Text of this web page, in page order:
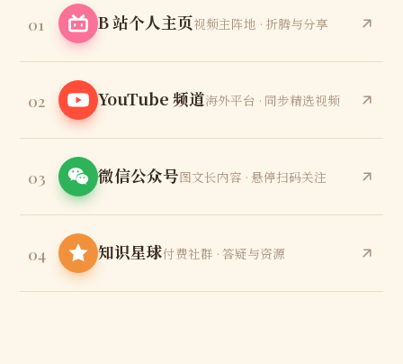
01 B 站个人主页视频主阵地 · 折腾与分享
02 YouTube 频道海外平台 · 同步精选视频
03 微信公众号图文长内容 · 悬停扫码关注
04 知识星球付费社群 · 答疑与资源